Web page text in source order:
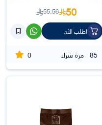
50
55.56
اطلب الآن
85 مرة شراء 0